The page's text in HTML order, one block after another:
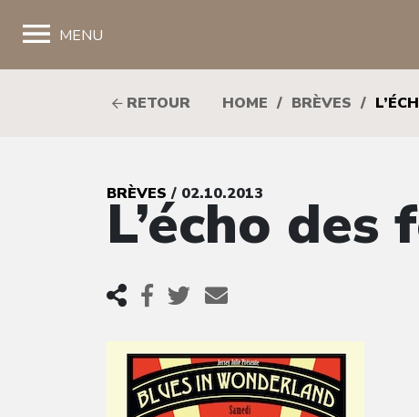
MENU
RETOUR HOME / BRÈVES /
BRÈVES / 02.10.2013
L’écho